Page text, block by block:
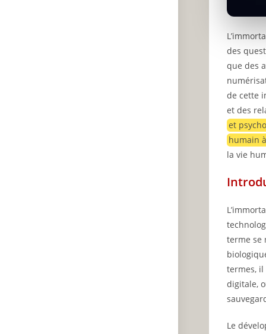
des
que des
de cette
et des
et
humain
la vie
terme se
termes, il
digitale,
Le